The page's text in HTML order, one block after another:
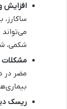
افزایش
شکمی،
مشکلات
مضر در
ریسک